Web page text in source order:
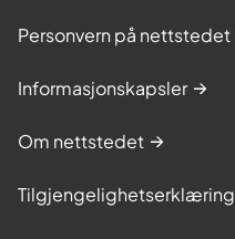
Personvern på nettstedet
Informasjonskapsler
Om nettstedet
Tilgjengelighetserklæring